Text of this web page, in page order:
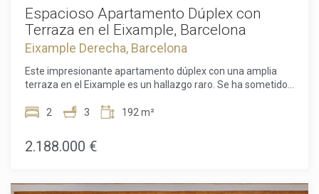
Espacioso Apartamento Dúplex con
Terraza en el Eixample, Barcelona
Eixample Derecha, Barcelona
Este impresionante apartamento dúplex con una amplia
terraza en el Eixample es un hallazgo raro. Se ha sometido
sus nuevos propietarios puedan mudarse y empezar a
191,72 metros cuadrados, este apartamento es ideal para
aquellos que aprecian la vida espaciosa. La propiedad está
2 3 192 m²
2.188.000 €